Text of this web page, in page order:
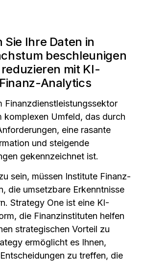
Ihre Daten in
beschleunigen
mit KI-
Analytics
Finanzdienstleistungssektor
komplexen Umfeld, das durch
eine rasante
und steigende
gekennzeichnet ist.
sein, müssen Institute Finanz-
die umsetzbare Erkenntnisse
Strategy One ist eine KI-
die Finanzinstituten helfen
strategischen Vorteil zu
ermöglicht es Ihnen,
zu treffen, die